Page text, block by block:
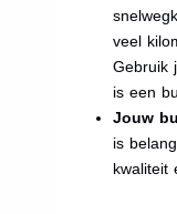
veel
Gebruik
is een
Jouw
is
kwaliteit